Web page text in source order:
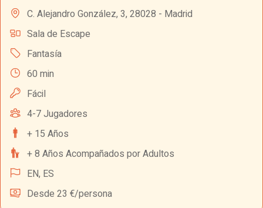
C. Alejandro González, 3, 28028 - Madrid
Sala de Escape
Fantasía
60 min
Fácil
4-7 Jugadores
+ 15 Años
+ 8 Años Acompañados por Adultos
EN, ES
Desde 23 €/persona